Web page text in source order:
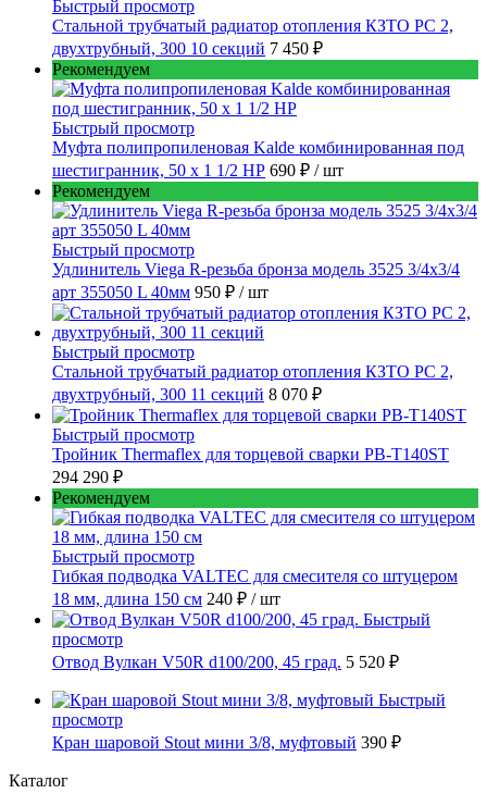
Быстрый просмотр
Стальной трубчатый радиатор отопления КЗТО РС 2,
двухтрубный, 300 10 секций 7 450 ₽
Рекомендуем
Быстрый просмотр
Муфта полипропиленовая Kalde комбинированная под
шестигранник, 50 x 1 1/2 НР 690 ₽ / шт
Рекомендуем
Быстрый просмотр
Удлинитель Viega R-резьба бронза модель 3525 3/4x3/4
арт 355050 L 40мм 950 ₽ / шт
Быстрый просмотр
Стальной трубчатый радиатор отопления КЗТО РС 2,
двухтрубный, 300 11 секций 8 070 ₽
Быстрый просмотр
Тройник Thermaflex для торцевой сварки PB-T140ST
294 290 ₽
Рекомендуем
Быстрый просмотр
Гибкая подводка VALTEC для смесителя со штуцером
18 мм, длина 150 см 240 ₽ / шт
Быстрый
просмотр
Отвод Вулкан V50R d100/200, 45 град. 5 520 ₽
Быстрый
просмотр
Кран шаровой Stout мини 3/8, муфтовый 390 ₽
Каталог